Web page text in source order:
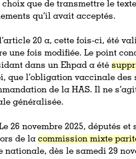
choix que de transmettre le
qu’il avait acceptés.
20 a, cette fois-ci, été
une fois modifiée. Le point
dans un Ehpad a été
que l’obligation vaccinale
de la HAS. Il ne
généralisée.
26 novembre 2025, députés et
de lacommission mixte
nationale, dès le samedi 29